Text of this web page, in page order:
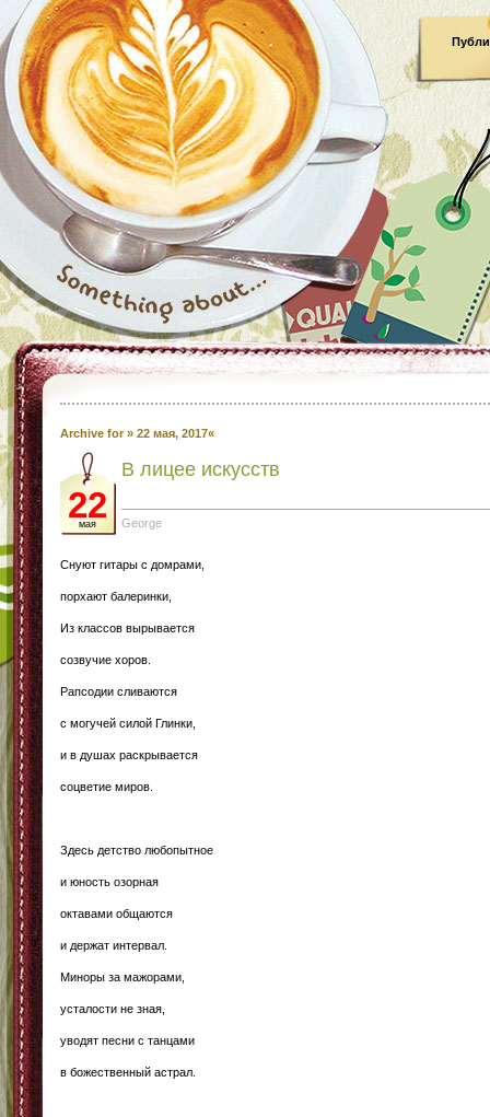
Archive for » 22 мая, 2017«
22
мая
В лицее искусств
George
Снуют гитары с домрами,
порхают балеринки,
Из классов вырывается
созвучие хоров.
Рапсодии сливаются
с могучей силой Глинки,
и в душах раскрывается
соцветие миров.
Здесь детство любопытное
и юность озорная
октавами общаются
и держат интервал.
Миноры за мажорами,
усталости не зная,
уводят песни с танцами
в божественный астрал.